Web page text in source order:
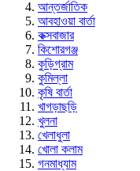
আন্তর্জাতিক
আবহাওয়া বার্তা
কক্সবাজার
কিশোরগঞ্জ
কুড়িগ্রাম
কুমিল্লা
কৃষি বার্তা
খাগড়াছড়ি
খুলনা
খেলাধুলা
খোলা কলাম
গনমাধ্যাম